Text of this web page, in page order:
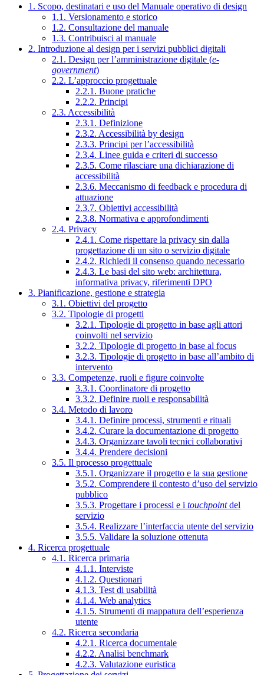
1. Scopo, destinatari e uso del Manuale operativo di design
1.1. Versionamento e storico
1.2. Consultazione del manuale
1.3. Contribuisci al manuale
2. Introduzione al design per i servizi pubblici digitali
2.1. Design per l’amministrazione digitale (e-
government)
2.2. L’approccio progettuale
2.2.1. Buone pratiche
2.2.2. Principi
2.3. Accessibilità
2.3.1. Definizione
2.3.2. Accessibilità by design
2.3.3. Principi per l’accessibilità
2.3.4. Linee guida e criteri di successo
2.3.5. Come rilasciare una dichiarazione di
accessibilità
2.3.6. Meccanismo di feedback e procedura di
attuazione
2.3.7. Obiettivi accessibilità
2.3.8. Normativa e approfondimenti
2.4. Privacy
2.4.1. Come rispettare la privacy sin dalla
progettazione di un sito o servizio digitale
2.4.2. Richiedi il consenso quando necessario
2.4.3. Le basi del sito web: architettura,
informativa privacy, riferimenti DPO
3. Pianificazione, gestione e strategia
3.1. Obiettivi del progetto
3.2. Tipologie di progetti
3.2.1. Tipologie di progetto in base agli attori
coinvolti nel servizio
3.2.2. Tipologie di progetto in base al focus
3.2.3. Tipologie di progetto in base all’ambito di
intervento
3.3. Competenze, ruoli e figure coinvolte
3.3.1. Coordinatore di progetto
3.3.2. Definire ruoli e responsabilità
3.4. Metodo di lavoro
3.4.1. Definire processi, strumenti e rituali
3.4.2. Curare la documentazione di progetto
3.4.3. Organizzare tavoli tecnici collaborativi
3.4.4. Prendere decisioni
3.5. Il processo progettuale
3.5.1. Organizzare il progetto e la sua gestione
3.5.2. Comprendere il contesto d’uso del servizio
pubblico
3.5.3. Progettare i processi e i touchpointdel
servizio
3.5.4. Realizzare l’interfaccia utente del servizio
3.5.5. Validare la soluzione ottenuta
4. Ricerca progettuale
4.1. Ricerca primaria
4.1.1. Interviste
4.1.2. Questionari
4.1.3. Test di usabilità
4.1.4. Web analytics
4.1.5. Strumenti di mappatura dell’esperienza
utente
4.2. Ricerca secondaria
4.2.1. Ricerca documentale
4.2.2. Analisi benchmark
4.2.3. Valutazione euristica